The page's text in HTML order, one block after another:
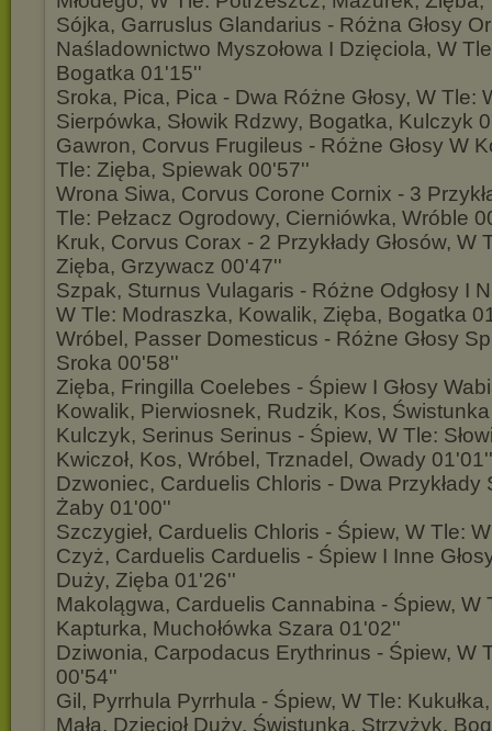
Sójka, Garruslus Glandarius - Różna Głosy
Naśladownictwo Myszołowa I Dzięciola, W
Bogatka 01'15''
Sroka, Pica, Pica - Dwa Różne Głosy, W Tle:
Sierpówka, Słowik Rdzwy, Bogatka, Kulczyk
Gawron, Corvus Frugileus - Różne Głosy W
Tle: Zięba, Spiewak 00'57''
Wrona Siwa, Corvus Corone Cornix - 3
Tle: Pełzacz Ogrodowy, Cierniówka, Wróble
Kruk, Corvus Corax - 2 Przykłady Głosów, W
Zięba, Grzywacz 00'47''
Szpak, Sturnus Vulagaris - Różne Odgłosy I
W Tle: Modraszka, Kowalik, Zięba, Bogatka
Wróbel, Passer Domesticus - Różne Głosy
Sroka 00'58''
Zięba, Fringilla Coelebes - Śpiew I Głosy
Kowalik, Pierwiosnek, Rudzik, Kos,
Kulczyk, Serinus Serinus - Śpiew, W Tle:
Kwiczoł, Kos, Wróbel, Trznadel, Owady 01'01''
Dzwoniec, Carduelis Chloris - Dwa Przykłady
Żaby 01'00''
Szczygieł, Carduelis Chloris - Śpiew, W Tle:
Czyż, Carduelis Carduelis - Śpiew I Inne
Duży, Zięba 01'26''
Makolągwa, Carduelis Cannabina - Śpiew, W
Kapturka, Muchołówka Szara 01'02''
Dziwonia, Carpodacus Erythrinus - Śpiew, W
00'54''
Gil, Pyrrhula Pyrrhula - Śpiew, W Tle:
Mała, Dzięcioł Duży, Świstunka, Strzyżyk,